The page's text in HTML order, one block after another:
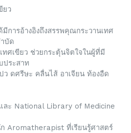
ยว
การอ้างอิงถึงสรรพคุณกระวานเทศ
บัด
ทศเขียว ช่วยกระตุ้นจิตใจในผู้ที่มี
ประสาท
ว ดศรีษะ คลื่นไส้ อาเจียน ท้องอืด
ละ National Library of Medicine
Aromatherapist ที่เรียนรู้ศาสตร์